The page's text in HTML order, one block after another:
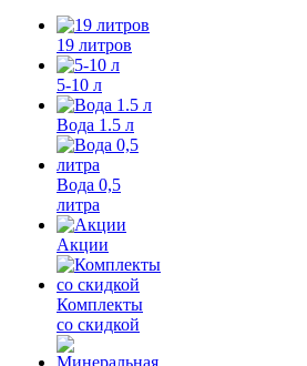
19 литров
5-10 л
Вода 1.5 л
Вода 0,5
литра
Акции
Комплекты
со скидкой